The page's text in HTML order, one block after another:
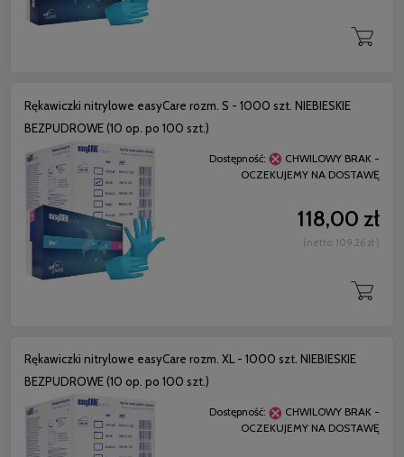
Rękawiczki nitrylowe easyCare rozm. S - 1000 szt. NIEBIESKIE
BEZPUDROWE (10 op. po 100 szt.)
Dostępność:
CHWILOWY BRAK -
OCZEKUJEMY NA DOSTAWĘ
118,00 zł
(netto: 109,26 zł )
Rękawiczki nitrylowe easyCare rozm. XL - 1000 szt. NIEBIESKIE
BEZPUDROWE (10 op. po 100 szt.)
Dostępność:
CHWILOWY BRAK -
OCZEKUJEMY NA DOSTAWĘ